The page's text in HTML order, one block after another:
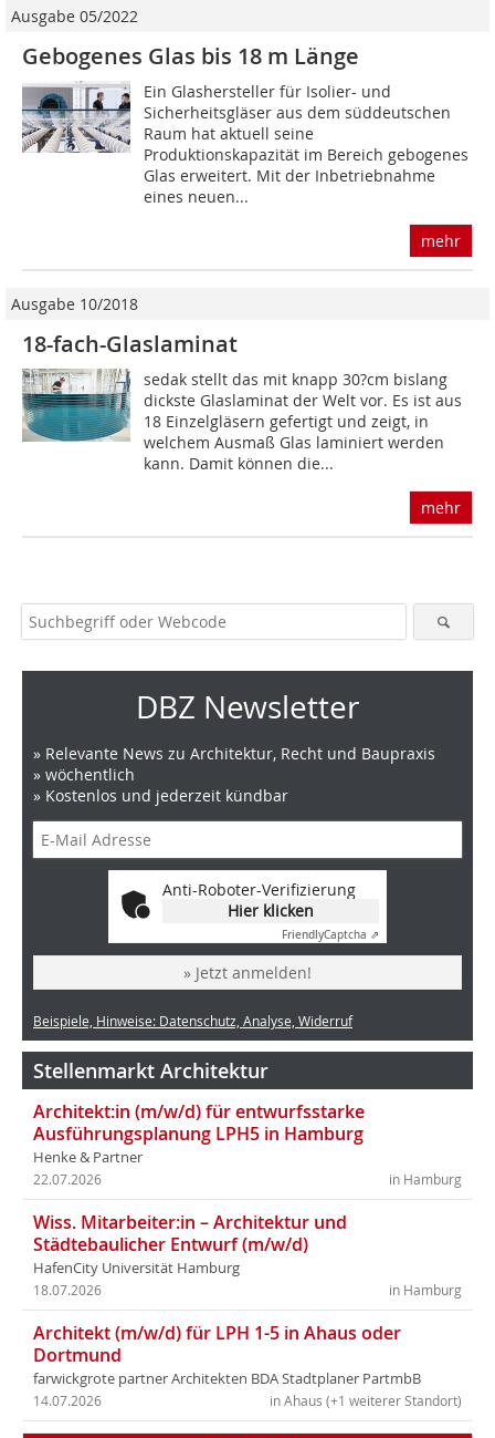
Ausgabe 05/2022
Gebogenes Glas bis 18 m Länge
Ein Glashersteller für Isolier- und
Sicherheitsgläser aus dem süddeutschen
Raum hat aktuell seine
Produktionskapazität im Bereich gebogenes
Glas erweitert. Mit der Inbetriebnahme
eines neuen...
mehr
Ausgabe 10/2018
18-fach-Glaslaminat
sedak stellt das mit knapp 30?cm bislang
dickste Glaslaminat der Welt vor. Es ist aus
18 Einzelgläsern gefertigt und zeigt, in
welchem Ausmaß Glas laminiert werden
kann. Damit können die...
mehr
DBZ Newsletter
» Relevante News zu Architektur, Recht und Baupraxis
» wöchentlich
» Kostenlos und jederzeit kündbar
Anti-Roboter-Verifizierung
Hier klicken
FriendlyCaptcha ⇗
» Jetzt anmelden!
Beispiele, Hinweise: Datenschutz, Analyse, Widerruf
Stellenmarkt Architektur
Architekt:in (m/w/d) für entwurfsstarke
Ausführungsplanung LPH5 in Hamburg
Henke & Partner
in Hamburg
22.07.2026
Wiss. Mitarbeiter:in – Architektur und
Städtebaulicher Entwurf (m/w/d)
HafenCity Universität Hamburg
in Hamburg
18.07.2026
Architekt (m/w/d) für LPH 1-5 in Ahaus oder
Dortmund
farwickgrote partner Architekten BDA Stadtplaner PartmbB
in Ahaus (+1 weiterer Standort)
14.07.2026